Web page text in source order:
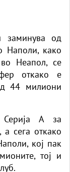
заминува од
Наполи, како
Неапол, се
откако е
44 милиони
Серија А за
сега откако
кој пак
тој и